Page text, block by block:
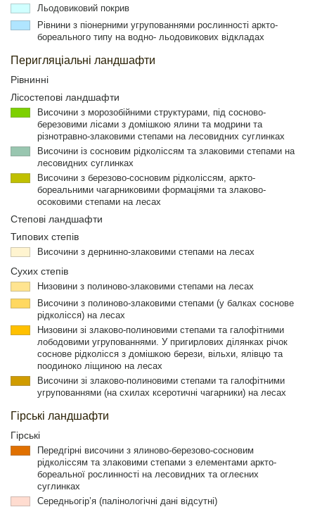
Льодовиковий покрив
Рівнини з піонерними угрупованнями рослинності аркто-
бореального типу на водно- льодовикових відкладах
Перигляціальні ландшафти
Рівнинні
Лісостепові ландшафти
Височини з морозобійними структурами, під сосново-
березовими лісами з домішкою ялини та модрини та
різнотравно-злаковими степами на лесовидних суглинках
Височини із сосновим рідколіссям та злаковими степами на
лесовидних суглинках
Височини з березово-сосновим рідколіссям, аркто-
бореальними чагарниковими формаціями та злаково-
осоковими степами на лесах
Степові ландшафти
Типових степів
Височини з дернинно-злаковими степами на лесах
Сухих степів
Низовини з полиново-злаковими степами на лесах
Височини з полиново-злаковими степами (у балках соснове
рідколісся) на лесах
Низовини зі злаково-полиновими степами та галофітними
лободовими угрупованнями. У пригирлових ділянках річок
соснове рідколісся з домішкою берези, вільхи, ялівцю та
поодиноко ліщиною на лесах
Височини зі злаково-полиновими степами та галофітними
угрупованнями (на схилах ксеротичні чагарники) на лесах
Гірські ландшафти
Гірські
Передгірні височини з ялиново-березово-сосновим
рідколіссям та злаковими степами з елементами аркто-
бореальної рослинності на лесовидних та оглеєних
суглинках
Середньогір’я (палінологічні дані відсутні)